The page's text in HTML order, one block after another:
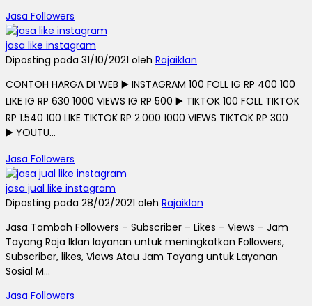
Jasa Followers
jasa like instagram
Diposting pada 31/10/2021 oleh Rajaiklan
CONTOH HARGA DI WEB ▶️ INSTAGRAM 100 FOLL IG RP 400 100
LIKE IG RP 630 1000 VIEWS IG RP 500 ▶️ TIKTOK 100 FOLL TIKTOK
RP 1.540 100 LIKE TIKTOK RP 2.000 1000 VIEWS TIKTOK RP 300
▶️ YOUTU...
Jasa Followers
jasa jual like instagram
Diposting pada 28/02/2021 oleh Rajaiklan
Jasa Tambah Followers – Subscriber – Likes – Views – Jam
Tayang Raja Iklan layanan untuk meningkatkan Followers,
Subscriber, likes, Views Atau Jam Tayang untuk Layanan
Sosial M...
Jasa Followers